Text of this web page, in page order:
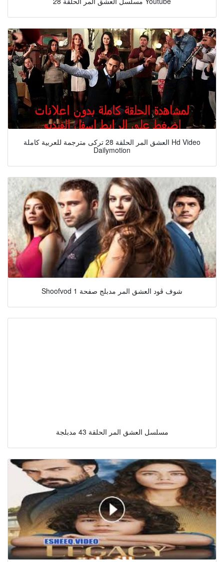
العشق المر الحلقة 28 تركى مترجمة للعربية كاملة Hd Video
Dailymotion
Shoofvod شوف ڤود العشق المر مدبلج صفحة 1
مسلسل العشق المر الحلقة 43 مدبلجة